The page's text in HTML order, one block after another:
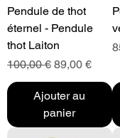
Pendule de thot
éternel - Pendule
thot Laiton
Prix original
100,00 € Prix
89,00 €
Ajouter au
panier